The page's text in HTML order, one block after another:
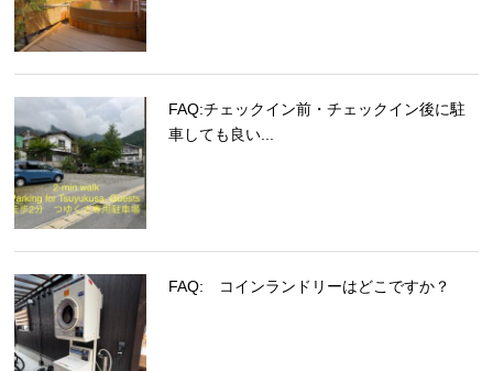
FAQ:チェックイン前・チェックイン後に駐
車しても良い...
FAQ: コインランドリーはどこですか？